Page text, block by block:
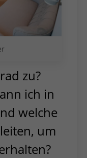
zu?
ich in
welche
um